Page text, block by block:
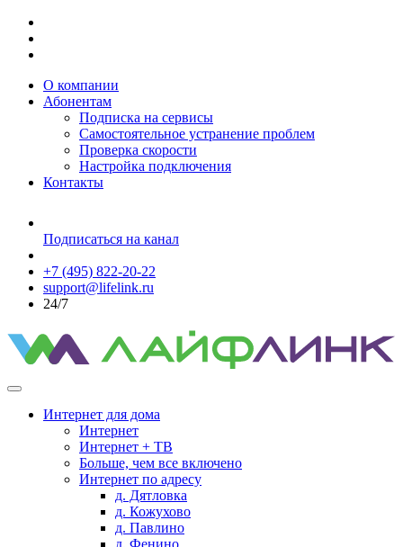
О компании
Абонентам
Подписка на сервисы
Самостоятельное устранение проблем
Проверка скорости
Настройка подключения
Контакты
Подписаться на канал
+7 (495) 822-20-22
support@lifelink.ru
24/7
Интернет для дома
Интернет
Интернет + ТВ
Больше, чем все включено
Интернет по адресу
д. Дятловка
д. Кожухово
д. Павлино
д. Фенино